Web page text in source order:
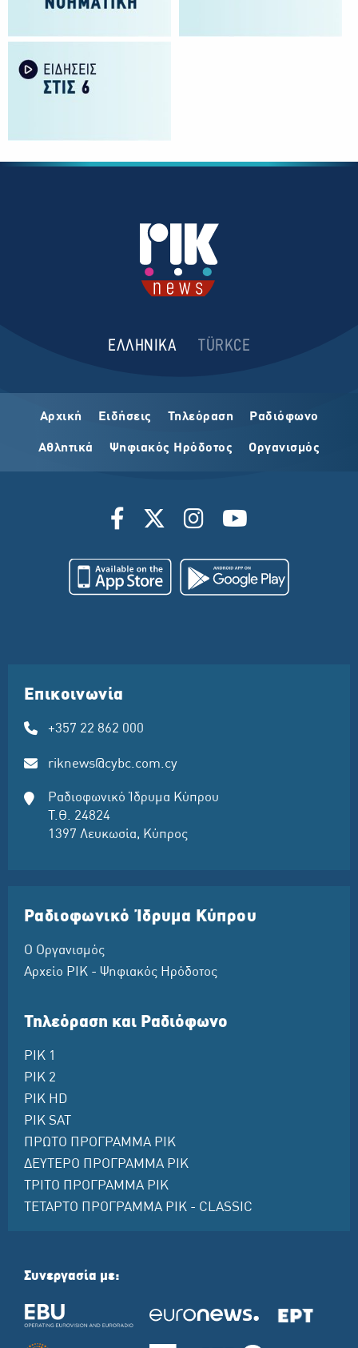
ΕΛΛΗΝΙΚΑ TÜRKCE
Αρχική Ειδήσεις Τηλεόραση Ραδιόφωνο
Αθλητικά Ψηφιακός Ηρόδοτος Οργανισμός
Επικοινωνία
+357 22 862 000
riknews@cybc.com.cy
Ραδιοφωνικό Ίδρυμα Κύπρου
Τ.Θ. 24824
1397 Λευκωσία, Κύπρος
Ραδιοφωνικό Ίδρυμα Κύπρου
Ο Οργανισμός
Αρχείο ΡΙΚ - Ψηφιακός Ηρόδοτος
Τηλεόραση και Ραδιόφωνο
ΡΙΚ 1
ΡΙΚ 2
ΡΙΚ HD
ΡΙΚ SAT
ΠΡΩΤΟ ΠΡΟΓΡΑΜΜΑ ΡΙΚ
ΔΕΥΤΕΡΟ ΠΡΟΓΡΑΜΜΑ ΡΙΚ
ΤΡΙΤΟ ΠΡΟΓΡΑΜΜΑ ΡΙΚ
ΤΕΤΑΡΤΟ ΠΡΟΓΡΑΜΜΑ ΡΙΚ - CLASSIC
Συνεργασία με: